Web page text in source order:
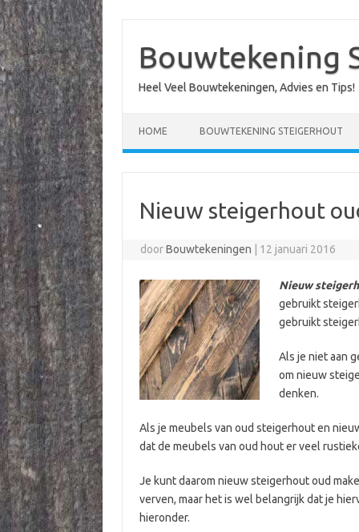
inhoudBouwtekening
Heel Veel Bouwtekeningen, Advies en Tips!
HOME BOUWTEKENING STEIGERHOUT
Nieuw steigerhout
doorBouwtekeningen 12 januari 2016
Nieuw
gebruikt
gebruikt
Als je niet aan
om nieuw
denken.
Als je meubels van oud steigerhout en
dat de meubels van oud hout er veel
Je kunt daarom nieuw steigerhout oud
verven, maar het is wel belangrijk dat je
hieronder.